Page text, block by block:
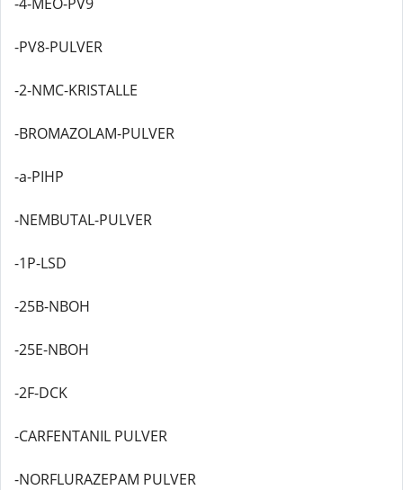
-PV8-PULVER
-2-NMC-KRISTALLE
-BROMAZOLAM-PULVER
-a-PIHP
-NEMBUTAL-PULVER
-1P-LSD
-25B-NBOH
-25E-NBOH
-2F-DCK
-CARFENTANIL PULVER
-NORFLURAZEPAM PULVER